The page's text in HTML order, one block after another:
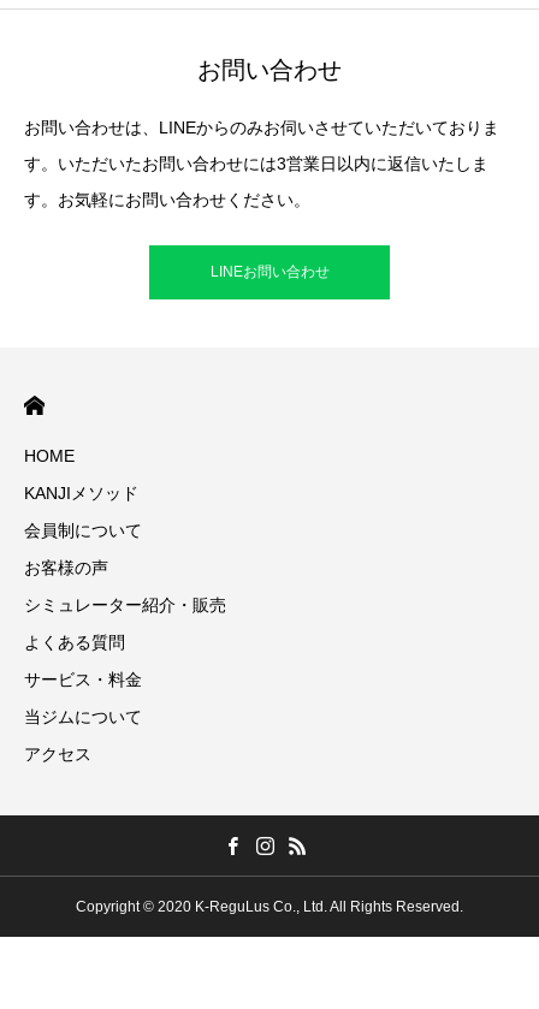
お問い合わせ
お問い合わせは、LINEからのみお伺いさせていただいておりま
す。いただいたお問い合わせには3営業日以内に返信いたしま
す。お気軽にお問い合わせください。
LINEお問い合わせ
HOME
KANJIメソッド
会員制について
お客様の声
シミュレーター紹介・販売
よくある質問
サービス・料金
当ジムについて
アクセス
Copyright © 2020 K-ReguLus Co., Ltd. All Rights Reserved.